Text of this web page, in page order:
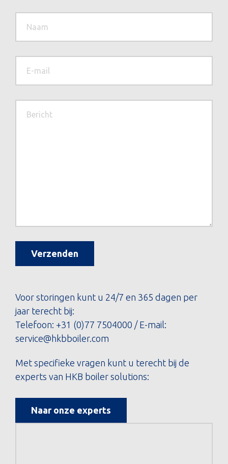
Verzenden
Voor storingen kunt u 24/7 en 365 dagen per
jaar terecht bij:
Telefoon: +31 (0)77 7504000 / E-mail:
service@hkbboiler.com
Met specifieke vragen kunt u terecht bij de
experts van HKB boiler solutions:
Naar onze experts